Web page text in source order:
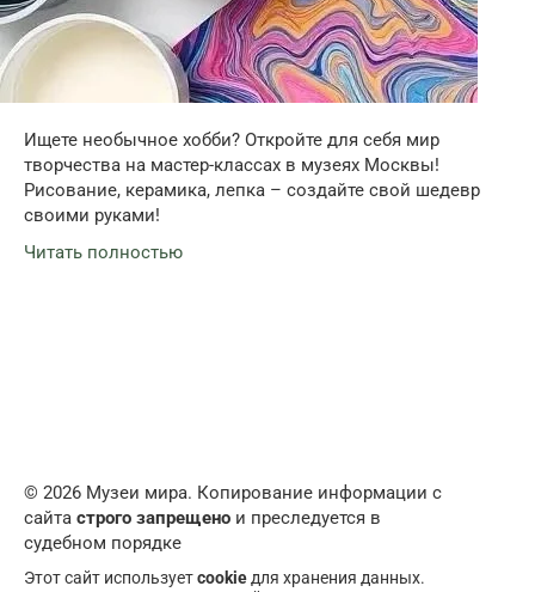
Ищете необычное хобби? Откройте для себя мир
творчества на мастер-классах в музеях Москвы!
Рисование, керамика, лепка – создайте свой шедевр
своими руками!
Читать полностью
© 2026 Музеи мира. Копирование информации с
сайта строго запрещено и преследуется в
судебном порядке
Этот сайт используетcookie для хранения данных.